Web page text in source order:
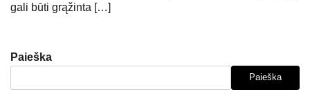
gali būti grąžinta […]
Paieška
Paieška